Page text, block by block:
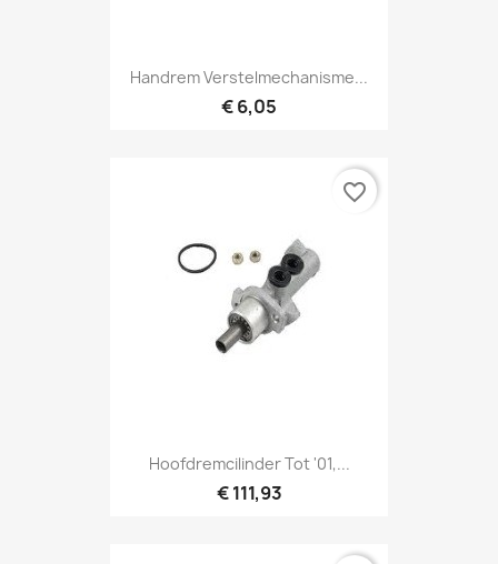
Handrem Verstelmechanisme...
€ 6,05
Hoofdremcilinder Tot '01,...
€ 111,93
favorite_border